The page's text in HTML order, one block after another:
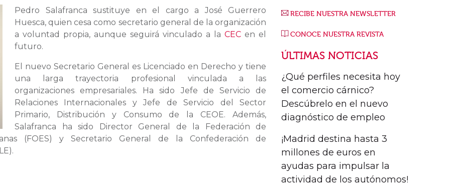
Pedro Salafranca sustituye en el cargo a José Guerrero
Huesca, quien cesa como secretario general de la organización
a voluntad propia, aunque seguirá vinculado a la CEC en el
futuro.
El nuevo Secretario General es Licenciado en Derecho y tiene
una larga trayectoria profesional vinculada a las
organizaciones empresariales. Ha sido Jefe de Servicio de
Relaciones Internacionales y Jefe de Servicio del Sector
Primario, Distribución y Consumo de la CEOE. Además,
Salafranca ha sido Director General de la Federación de
(FOES) y Secretario General de la Confederación de
RECIBE NUESTRA NEWSLETTER
CONOCE NUESTRA REVISTA
ÚLTIMAS NOTICIAS
¿Qué perfiles necesita hoy
el comercio cárnico?
Descúbrelo en el nuevo
diagnóstico de empleo
¡Madrid destina hasta 3
millones de euros en
ayudas para impulsar la
actividad de los autónomos!